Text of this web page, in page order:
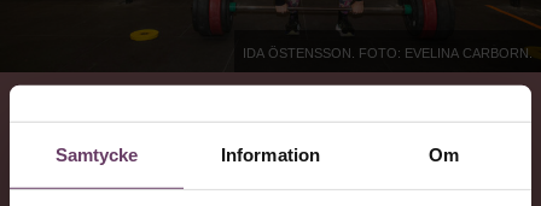
Samtycke Information Om
Ida Östensson. Foto: Evelina Carborn.